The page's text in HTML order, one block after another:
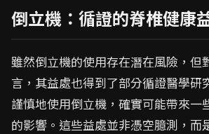
倒立機：循證的脊椎健康
雖然倒立機的使用存在潛在風險，但
言，其益處也得到了部分循證醫學研
謹慎地使用倒立機，確實可能帶來一
的影響。這些益處並非憑空臆測，而